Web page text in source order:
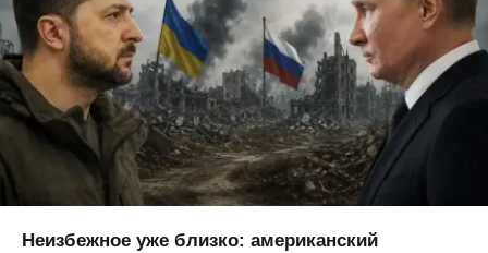
Неизбежное уже близко: американский